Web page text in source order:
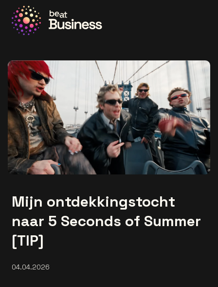
Mijn ontdekkingstocht
naar 5 Seconds of Summer
[TIP]
04.04.2026